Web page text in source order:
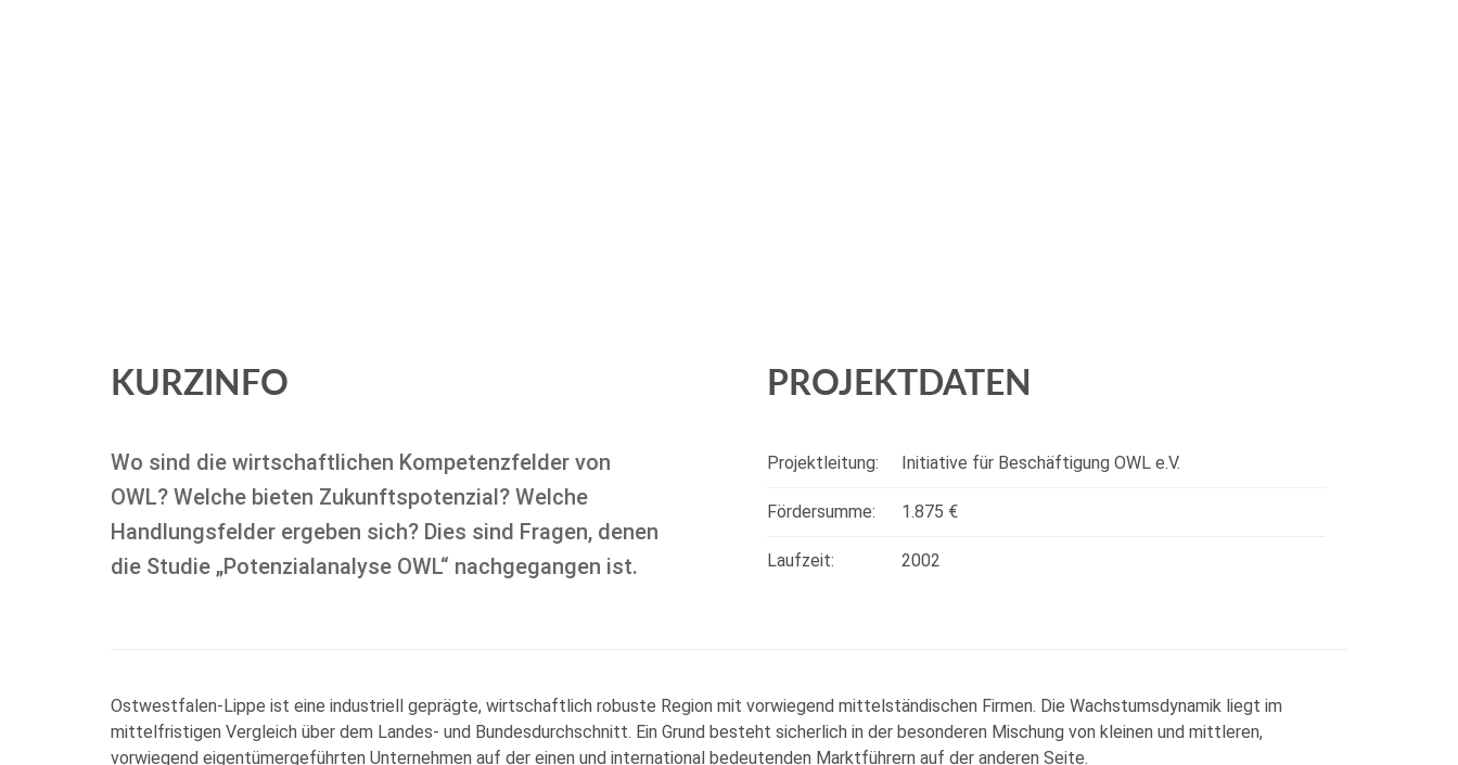
KURZINFO
Wo sind die wirtschaftlichen Kompetenzfelder von
OWL? Welche bieten Zukunftspotenzial? Welche
Handlungsfelder ergeben sich? Dies sind Fragen, denen
die Studie „Potenzialanalyse OWL“ nachgegangen ist.
PROJEKTDATEN
Projektleitung: Initiative für Beschäftigung OWL e.V.
Fördersumme: 1.875 €
Laufzeit: 2002
Ostwestfalen-Lippe ist eine industriell geprägte, wirtschaftlich robuste Region mit vorwiegend mittelständischen Firmen. Die Wachstumsdynamik liegt im
mittelfristigen Vergleich über dem Landes- und Bundesdurchschnitt. Ein Grund besteht sicherlich in der besonderen Mischung von kleinen und mittleren,
vorwiegend eigentümergeführten Unternehmen auf der einen und international bedeutenden Marktführern auf der anderen Seite.